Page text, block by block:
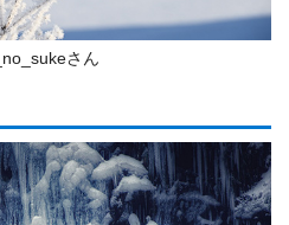
さん